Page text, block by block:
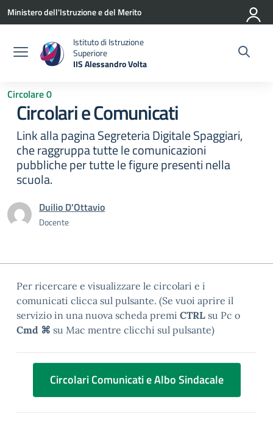
Vai ai contenuti
Vai al menu di navigazione
Vai al footer
Ministero dell'Istruzione e del Merito
Istituto di Istruzione
Superiore
IIS Alessandro Volta
Circolare 0
Circolari e Comunicati
Link alla pagina Segreteria Digitale Spaggiari,
che raggruppa tutte le comunicazioni
pubbliche per tutte le figure presenti nella
scuola.
Duilio D'Ottavio
Docente
Per ricercare e visualizzare le circolari e i
comunicati clicca sul pulsante. (Se vuoi aprire il
servizio in una nuova scheda premi CTRL su Pc o
Cmd ⌘ su Mac mentre clicchi sul pulsante)
Circolari Comunicati e Albo Sindacale